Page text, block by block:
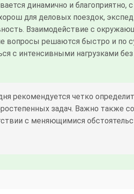
динамично и
для деловых поездок,
Взаимодействие с
вопросы решаются быстро и по
с интенсивными нагрузками
рекомендуется четко
задач. Важно также
с меняющимися